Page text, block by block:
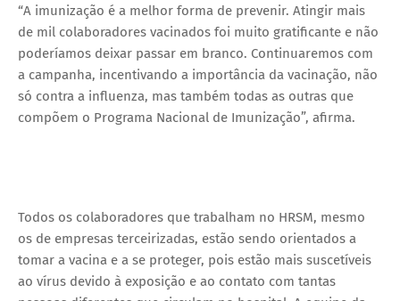
“A imunização é a melhor forma de prevenir. Atingir mais
de mil colaboradores vacinados foi muito gratificante e não
poderíamos deixar passar em branco. Continuaremos com
a campanha, incentivando a importância da vacinação, não
só contra a influenza, mas também todas as outras que
compõem o Programa Nacional de Imunização”, afirma.
Todos os colaboradores que trabalham no HRSM, mesmo
os de empresas terceirizadas, estão sendo orientados a
tomar a vacina e a se proteger, pois estão mais suscetíveis
ao vírus devido à exposição e ao contato com tantas